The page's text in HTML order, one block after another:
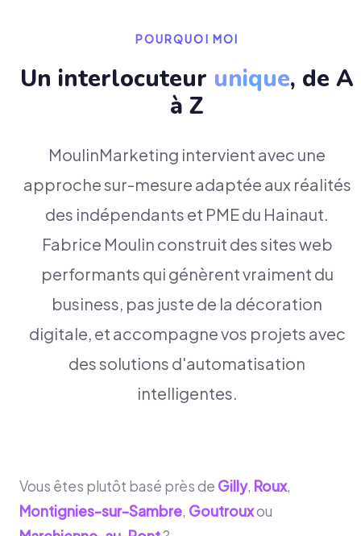
POURQUOI MOI
Un interlocuteur unique, de A
à Z
MoulinMarketing intervient avec une
approche sur-mesure adaptée aux réalités
des indépendants et PME du Hainaut.
Fabrice Moulin construit des sites web
performants qui génèrent vraiment du
business, pas juste de la décoration
digitale, et accompagne vos projets avec
des solutions d'automatisation
intelligentes.
Vous êtes plutôt basé près de Gilly, Roux,
Montignies-sur-Sambre, Goutrouxou